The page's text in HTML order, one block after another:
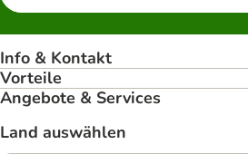
Info & Kontakt
Vorteile
Angebote & Services
Land auswählen